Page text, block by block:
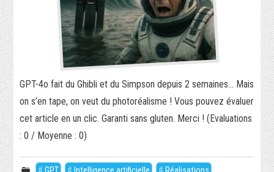
GPT-4o fait du Ghibli et du Simpson depuis 2 semaines… Mais
on s’en tape, on veut du photoréalisme ! Vous pouvez évaluer
cet article en un clic. Garanti sans gluten. Merci ! (Evaluations
: 0 / Moyenne : 0)